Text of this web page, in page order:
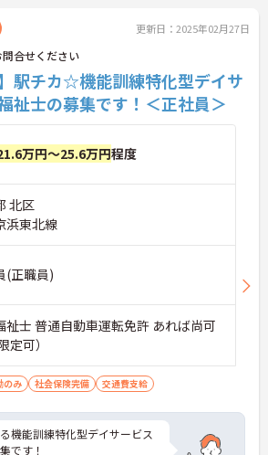
更新日：2025年02月27日
合せください
】駅チカ☆機能訓練特化型デイサ
祉士の募集です！＜正社員＞
万円～25.6万円程度
北区
浜東北線
(正職員)
祉士 普通自動車運転免許 あれば尚可
定可）
のみ 社会保険完備 交通費支給
機能訓練特化型デイサービス
です！